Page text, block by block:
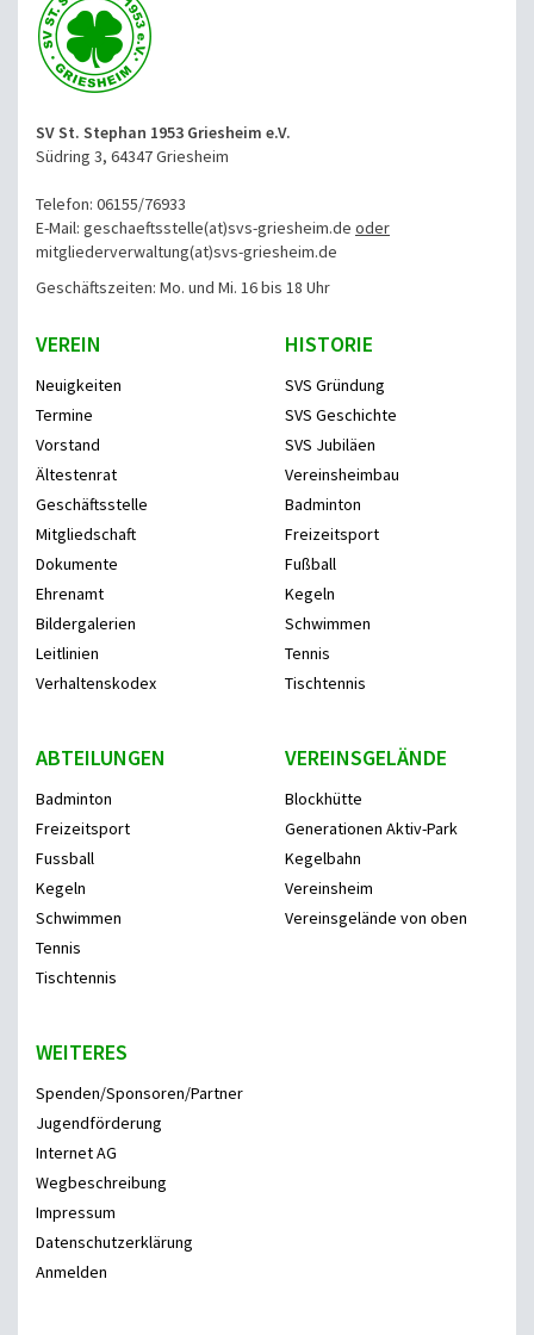
SV St. Stephan 1953 Griesheim e.V.
Südring 3, 64347 Griesheim
Telefon: 06155/76933
E-Mail: geschaeftsstelle(at)svs-griesheim.de oder
mitgliederverwaltung(at)svs-griesheim.de
Geschäftszeiten: Mo. und Mi. 16 bis 18 Uhr
VEREIN
Neuigkeiten
Termine
Vorstand
Ältestenrat
Geschäftsstelle
Mitgliedschaft
Dokumente
Ehrenamt
Bildergalerien
Leitlinien
Verhaltenskodex
HISTORIE
SVS Gründung
SVS Geschichte
SVS Jubiläen
Vereinsheimbau
Badminton
Freizeitsport
Fußball
Kegeln
Schwimmen
Tennis
Tischtennis
ABTEILUNGEN
Badminton
Freizeitsport
Fussball
Kegeln
Schwimmen
Tennis
Tischtennis
VEREINSGELÄNDE
Blockhütte
Generationen Aktiv-Park
Kegelbahn
Vereinsheim
Vereinsgelände von oben
WEITERES
Spenden/Sponsoren/Partner
Jugendförderung
Internet AG
Wegbeschreibung
Impressum
Datenschutzerklärung
Anmelden